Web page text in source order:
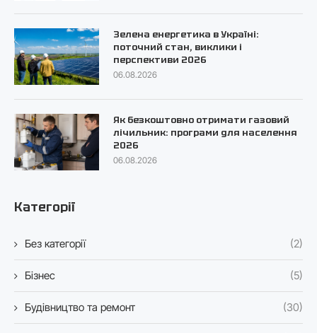
Зелена енергетика в Україні:
поточний стан, виклики і
перспективи 2026
06.08.2026
Як безкоштовно отримати газовий
лічильник: програми для населення
2026
06.08.2026
Категорії
Без категорії (2)
Бізнес (5)
Будівництво та ремонт (30)